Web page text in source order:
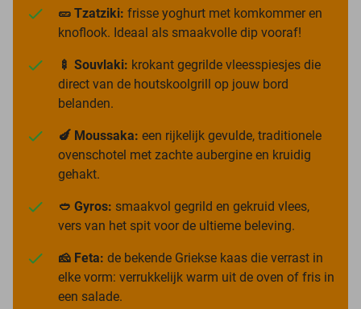
🥒 Tzatziki: frisse yoghurt met komkommer en
knoflook. Ideaal als smaakvolle dip vooraf!
🍢 Souvlaki: krokant gegrilde vleesspiesjes die
direct van de houtskoolgrill op jouw bord
belanden.
🍆 Moussaka: een rijkelijk gevulde, traditionele
ovenschotel met zachte aubergine en kruidig
gehakt.
🥙 Gyros: smaakvol gegrild en gekruid vlees,
vers van het spit voor de ultieme beleving.
🧀 Feta: de bekende Griekse kaas die verrast in
elke vorm: verrukkelijk warm uit de oven of fris in
een salade.